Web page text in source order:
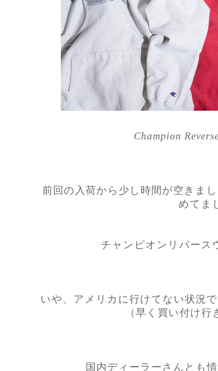
Champion
前回の入荷から少し時間が空きま
めてま
チャンピオンリバース
いや、アメリカに行けてない状況
（早く買い付け
国内ディーラーさんとも